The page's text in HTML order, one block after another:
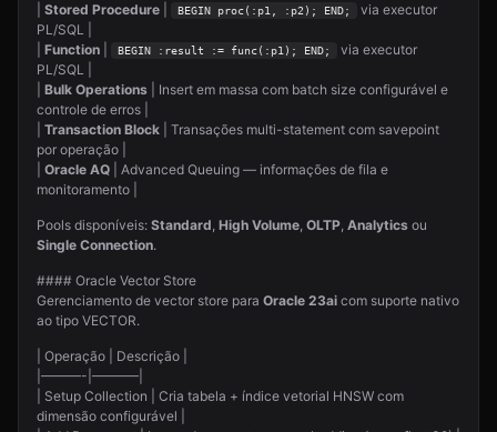
Stored Procedure BEGIN proc(:p1, :p2); END;
via executor
PL/SQL |
Function BEGIN :result := func(:p1); END;
via executor
PL/SQL |
Bulk Operations | Insert em massa com batch size configurável e
controle de erros |
Transaction Block | Transações multi-statement com savepoint
por operação |
Oracle AQ | Advanced Queuing — informações de fila e
monitoramento |
Pools disponíveis: Standard, High Volume, OLTP, Analytics ou
Single Connection.
#### Oracle Vector Store
Gerenciamento de vector store para Oracle 23ai com suporte nativo
ao tipo VECTOR.
| Operação | Descrição |
|———-|———–|
| Setup Collection | Cria tabela + índice vetorial HNSW com
dimensão configurável |